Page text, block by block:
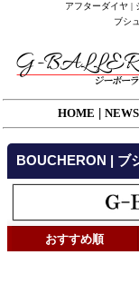
アフターダイヤ |
ブシュロンアフ
HOME NEWS
BOUCHERON | ブ
おすすめ順